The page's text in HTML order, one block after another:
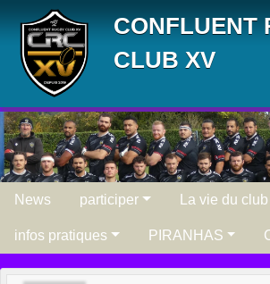
CONFLUENT
CLUB XV
News participer La vie du club
infos pratiques PIRANHAS
Panneau de gestion des cookies